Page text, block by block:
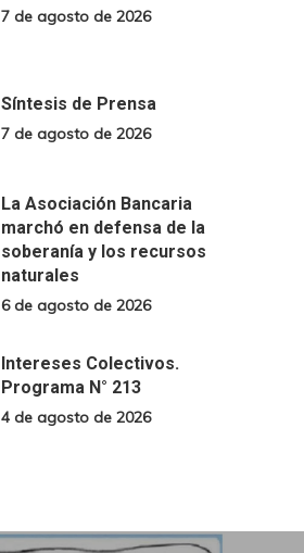
7 de agosto de 2026
Síntesis de Prensa
7 de agosto de 2026
La Asociación Bancaria
marchó en defensa de la
soberanía y los recursos
naturales
6 de agosto de 2026
Intereses Colectivos.
Programa N° 213
4 de agosto de 2026